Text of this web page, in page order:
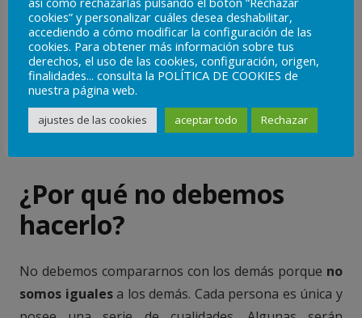
contribuyen a que esa persona posea una
autoestima.
Si quieres saber más acerca de la envidia,
puedes leer nuestro artículopinchando aquí
¿Por qué no debemos
hacerlo?
No debemos compararnos con los demás porque no
somos igualesa los demás. Cada persona es única y
cookies” y personalizar cuáles desea deshabilitar,
accediendo a cómo modificar la configuración de las
cookies. Para obtener más información sobre tus
derechos, el uso de las cookies, configuración, origen,
finalidades... consulta la POLÍTICA DE COOKIES de
nuestra página web.
ajustes de las cookies aceptar todo Rechazar